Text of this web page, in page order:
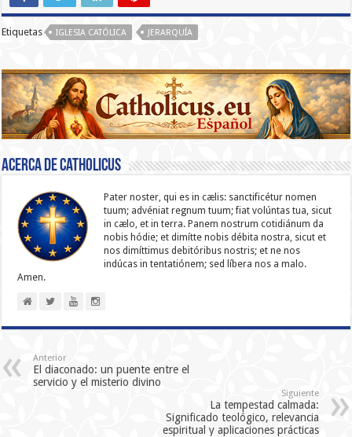
Etiquetas IGLESIA CATÓLICA JERARQUÍA
Acerca de catholicus
Pater noster, qui es in cælis: sanc­ti­ficétur nomen
tuum; advéniat regnum tuum; fiat volúntas tua, sicut
in cælo, et in terra. Panem nostrum cotidiánum da
nobis hódie; et dimítte nobis débita nostra, sicut et
nos dimíttimus debitóribus nostris; et ne nos
indúcas in ten­ta­tiónem; sed líbera nos a malo.
Amen.
Anterior
El diaconado: un puente entre el
servicio y el misterio divino
Siguiente
La tempestad calmada:
Significado teológico, relevancia
espiritual y aplicaciones prácticas